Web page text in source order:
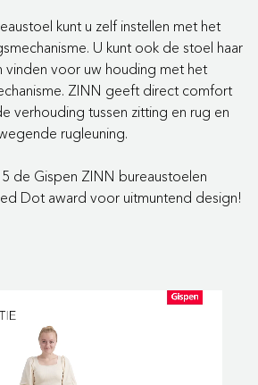
kunt u zelf instellen met het
U kunt ook de stoel haar
vinden voor uw houding met het
ZINN geeft direct comfort
verhouding tussen zitting en rug en
rugleuning.
de Gispen ZINN bureaustoelen
Dot award voor uitmuntend design!